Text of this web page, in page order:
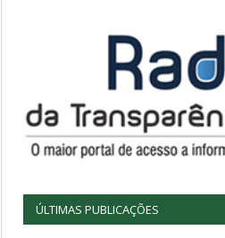
ÚLTIMAS PUBLICAÇÕES